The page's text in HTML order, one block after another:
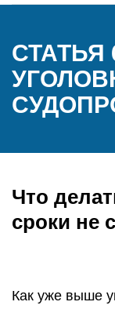
СТАТЬЯ
Что
сроки не
Как уже выше